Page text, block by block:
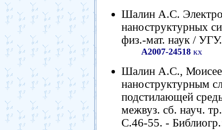
Шалин А.С.
наноструктурных
физ.-мат. наук /
А2007-24518 кх
Шалин А.С.,
наноструктурным
подстилающей
межвуз. сб. науч.
С.46-55. -